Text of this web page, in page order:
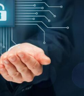
para jogar,
a